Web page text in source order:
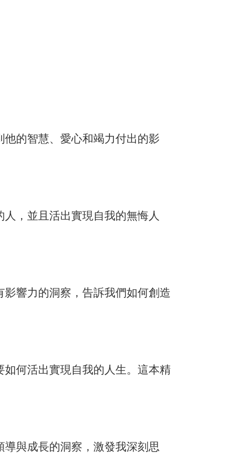
他的智慧、愛心和竭力付出的影
，並且活出實現自我的無悔人
影響力的洞察，告訴我們如何創造
如何活出實現自我的人生。這本精
導與成長的洞察，激發我深刻思